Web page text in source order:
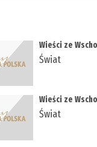
Wieści ze
Świat
Wieści ze
Świat